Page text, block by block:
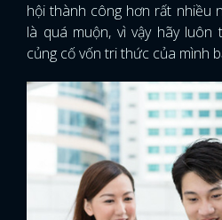
hội thành công hơn rất nhiều
là quá muộn, vì vậy hãy
củng cố vốn tri thức của mình